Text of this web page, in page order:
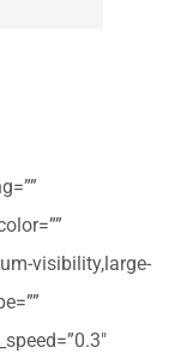
visibility,large-